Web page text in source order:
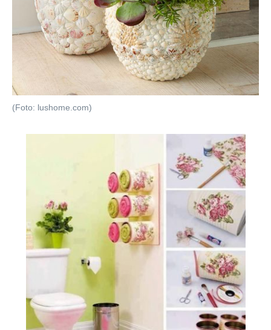
(Foto: lushome.com)